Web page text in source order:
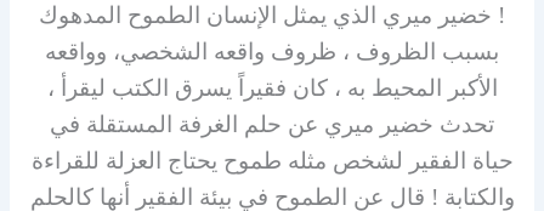
! خضير ميري الذي يمثل الإنسان الطموح المدهوك
بسبب الظروف ، ظروف واقعه الشخصي، وواقعه
الأكبر المحيط به ، كان فقيراً يسرق الكتب ليقرأ ،
تحدث خضير ميري عن حلم الغرفة المستقلة في
حياة الفقير لشخص مثله طموح يحتاج العزلة للقراءة
والكتابة ! قال عن الطموح في بيئة الفقير أنها كالحلم